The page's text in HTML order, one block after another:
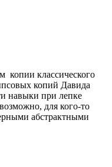
копии классического
копий Давида
навыки при лепке
для кого-то
абстрактными